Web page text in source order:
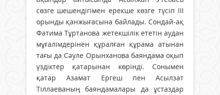
сөзге шешендігімен ерекше көзге түсіп ІІІ
орынды қанжығасына байлады. Сондай-ақ
Фатима Тұртанова жетекшілік ететін аудан
мұғалімдерінен құралған құрама атынан
тағы да Сәуле Орынханова баяндама оқып
үздіктер қатарынан көрінді. Сонымен
қатар Азамат Ергеш пен Асылзат
Тіллаеваның баяндамалары да ұстаздар